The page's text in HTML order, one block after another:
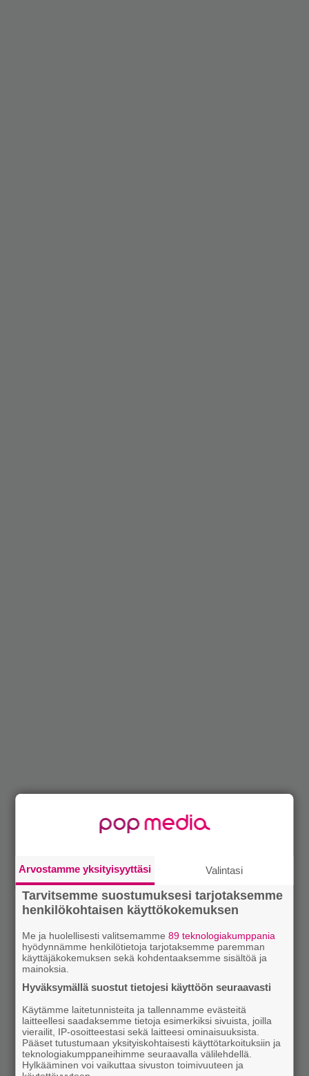
Arvostamme yksityisyyttäsi Valintasi
Tarvitsemme suostumuksesi tarjotaksemme
henkilökohtaisen käyttökokemuksen
Me ja huolellisesti valitsemamme89 teknologiakumppania
hyödynnämme henkilötietoja tarjotaksemme paremman
käyttäjäkokemuksen sekä kohdentaaksemme sisältöä ja
mainoksia.
Hyväksymällä suostut tietojesi käyttöön seuraavasti
Käytämme laitetunnisteita ja tallennamme evästeitä
laitteellesi saadaksemme tietoja esimerkiksi sivuista, joilla
vierailit, IP-osoitteestasi sekä laitteesi ominaisuuksista.
Pääset tutustumaan yksityiskohtaisesti käyttötarkoituksiin ja
teknologiakumppaneihimme seuraavalla välilehdellä.
Hylkääminen voi vaikuttaa sivuston toimivuuteen ja